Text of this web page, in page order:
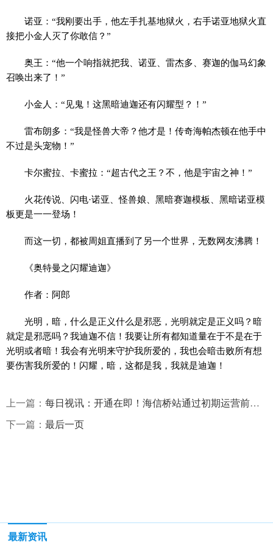
诺亚：“我刚要出手，他左手扎基地狱火，右手诺亚地狱火直
接把小金人灭了你敢信？”
奥王：“他一个响指就把我、诺亚、雷杰多、赛迦的伽马幻象
召唤出来了！”
小金人：“见鬼！这黑暗迪迦还有闪耀型？！”
雷布朗多：“我是怪兽大帝？他才是！传奇海帕杰顿在他手中
不过是头宠物！”
卡尔蜜拉、卡蜜拉：“超古代之王？不，他是宇宙之神！”
火花传说、闪电·诺亚、怪兽娘、黑暗赛迦模板、黑暗诺亚模
板更是一一登场！
而这一切，都被周姐直播到了另一个世界，无数网友沸腾！
《奥特曼之闪耀迪迦》
作者：阿郎
光明，暗，什么是正义什么是邪恶，光明就定是正义吗？暗
就定是邪恶吗？我迪迦不信！我要让所有都知道量在于不是在于
光明或者暗！我会有光明来守护我所爱的，我也会暗击败所有想
要伤害我所爱的！闪耀，暗，这都是我，我就是迪迦！
上一篇： 每日视讯：开通在即！海信桥站通过初期运营前安全评估
下一篇： 最后一页
最新资讯